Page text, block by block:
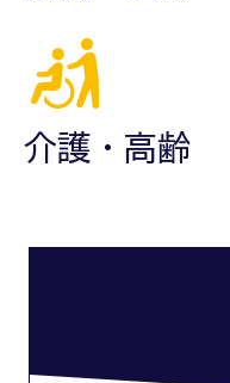
介護・高齢